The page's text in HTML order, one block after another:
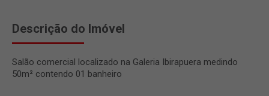
Descrição do Imóvel
Salão comercial localizado na Galeria Ibirapuera medindo
50m² contendo 01 banheiro